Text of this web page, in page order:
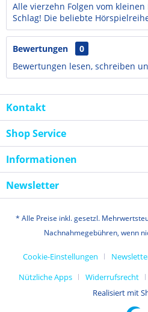
Alle vierzehn Folgen vom
Schlag! Die beliebte
Bewertungen
0
Bewertungen lesen, schreiben
Kontakt
Shop Service
Informationen
Newsletter
* Alle Preise inkl. gesetzl.
Nachnahmegebühren, wenn
Cookie-Einstellungen
Nützliche Apps
Widerrufsrecht
Realisiert mit